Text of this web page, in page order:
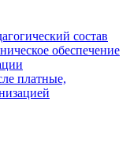
состав
обеспечение
платные,